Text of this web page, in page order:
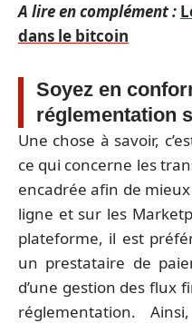
A lire en complément :
dans le bitcoin
Soyez en
réglementation
Une chose à savoir,
ce qui concerne les
encadrée afin de
ligne et sur les
plateforme, il est
un prestataire de
d’une gestion des flux
réglementation.